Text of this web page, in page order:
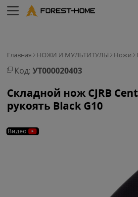
Главная НОЖИ И МУЛЬТИТУЛЫ Ножи
Код: УТ000020403
Складной нож CJRB
рукоять Black G10
Видео